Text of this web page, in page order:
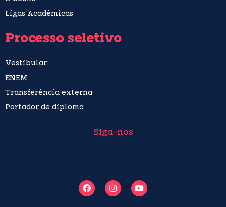
Ligas Acadêmicas
Processo seletivo
Vestibular
ENEM
Transferência externa
Portador de diploma
Siga-nos
F
a
I
n
Y
o